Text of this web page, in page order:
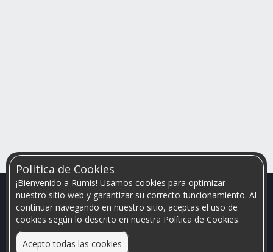
Politica de Cookies
¡Bienvenido a Rumis! Usamos cookies para optimizar
nuestro sitio web y garantizar su correcto funcionamiento. Al
continuar navegando en nuestro sitio, aceptas el uso de
cookies según lo descrito en nuestra Política de Cookies.
Acepto todas las cookies